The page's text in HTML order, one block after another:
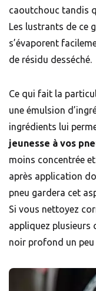
caoutchouc tandis
Les lustrants de ce
s’évaporent
de résidu desséché.
Ce qui fait la
une émulsion
ingrédients lui
jeunesse à vos
moins concentrée
après application
pneu gardera cet
Si vous nettoyez
appliquez plusieurs
noir profond un peu